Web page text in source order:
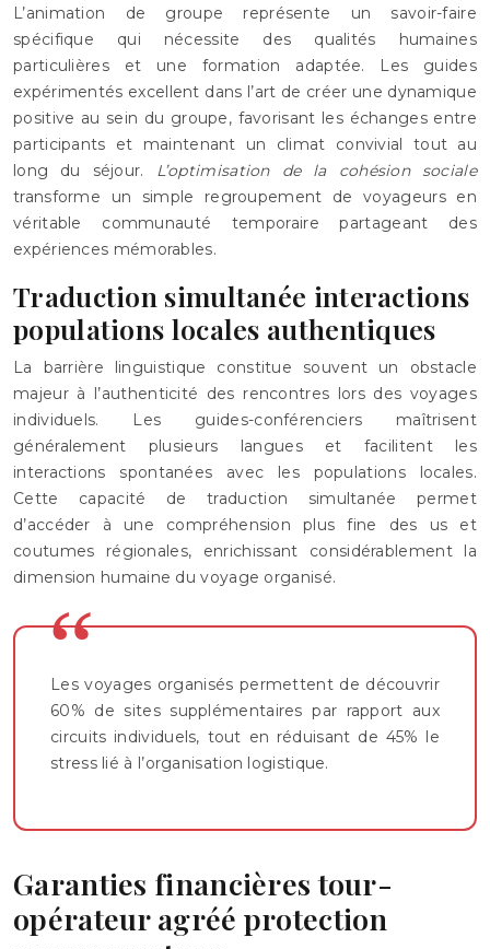
L’animation de groupe représente un savoir-faire
spécifique qui nécessite des qualités humaines
particulières et une formation adaptée. Les guides
expérimentés excellent dans l’art de créer une dynamique
positive au sein du groupe, favorisant les échanges entre
participants et maintenant un climat convivial tout au
long du séjour. L’optimisation de la cohésion sociale
transforme un simple regroupement de voyageurs en
véritable communauté temporaire partageant des
expériences mémorables.
Traduction simultanée interactions
populations locales authentiques
La barrière linguistique constitue souvent un obstacle
majeur à l’authenticité des rencontres lors des voyages
individuels. Les guides-conférenciers maîtrisent
généralement plusieurs langues et facilitent les
interactions spontanées avec les populations locales.
Cette capacité de traduction simultanée permet
d’accéder à une compréhension plus fine des us et
coutumes régionales, enrichissant considérablement la
dimension humaine du voyage organisé.
Les voyages organisés permettent de découvrir
60% de sites supplémentaires par rapport aux
circuits individuels, tout en réduisant de 45% le
stress lié à l’organisation logistique.
Garanties financières tour-
opérateur agréé protection